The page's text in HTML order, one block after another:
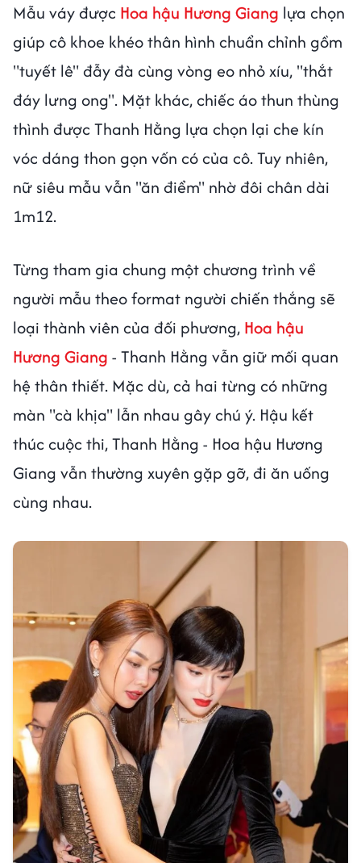
Mẫu váy được Hoa hậu Hương Giang lựa chọn
giúp cô khoe khéo thân hình chuẩn chỉnh gồm
"tuyết lê" đẫy đà cùng vòng eo nhỏ xíu, "thắt
đáy lưng ong". Mặt khác, chiếc áo thun thùng
thình được Thanh Hằng lựa chọn lại che kín
vóc dáng thon gọn vốn có của cô. Tuy nhiên,
nữ siêu mẫu vẫn "ăn điểm" nhờ đôi chân dài
1m12.
Từng tham gia chung một chương trình về
người mẫu theo format người chiến thắng sẽ
loại thành viên của đối phương, Hoa hậu
Hương Giang - Thanh Hằng vẫn giữ mối quan
hệ thân thiết. Mặc dù, cả hai từng có những
màn "cà khịa" lẫn nhau gây chú ý. Hậu kết
thúc cuộc thi, Thanh Hằng - Hoa hậu Hương
Giang vẫn thường xuyên gặp gỡ, đi ăn uống
cùng nhau.